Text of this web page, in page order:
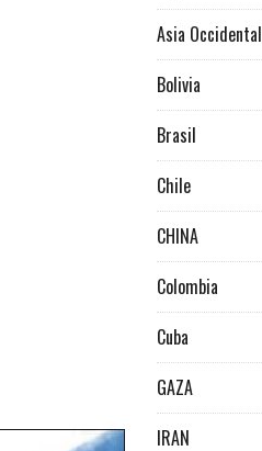
Asia Occidental
Bolivia
Brasil
Chile
CHINA
Colombia
Cuba
GAZA
IRAN